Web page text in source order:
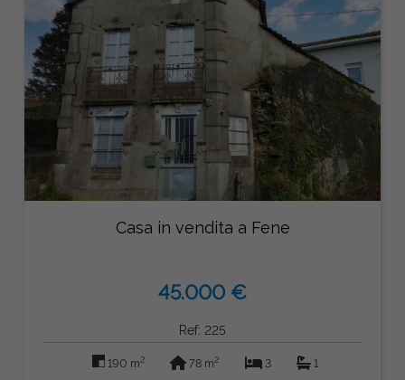
Casa in vendita a Fene
45.000 €
Ref: 225
190 m2 78 m2 3 1